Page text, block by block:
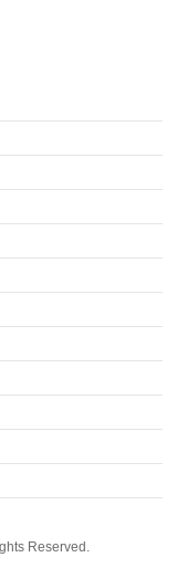
Reserved.